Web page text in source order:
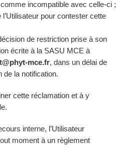
incompatible avec celle-ci ;
pour contester cette
de restriction prise à son
écrite à la SASU MCE à
mce.fr, dans un délai de
de la notification.
cette réclamation et à y
interne, l’Utilisateur
moment à un règlement